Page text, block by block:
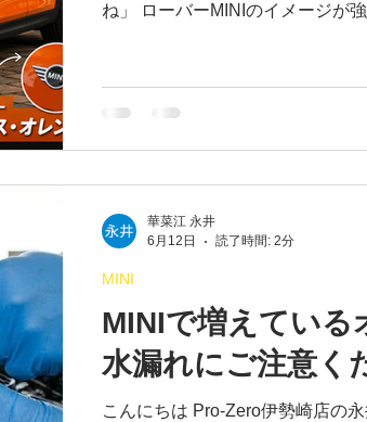
ね」 ローバーMINIのイメージが
F55の魅力を、少し深掘りしてご
じゃない」と言われるのか？
多くの方が思いました。 「MINI
しかし実際は逆でした。 MINIの
改善したモデルそれがF55なんで
165mmアップ・ホイールベース
MINIで増えている
水漏れにご注意く
こんにちは Pro-Zero伊勢崎店の
MINI
華菜江 永井
6月12日
読了時間: 2分